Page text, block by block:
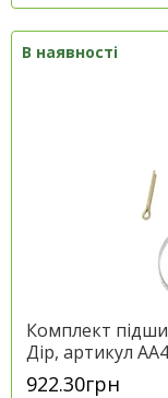
В наявності
Комплект
Дір, артикул
922.30грн